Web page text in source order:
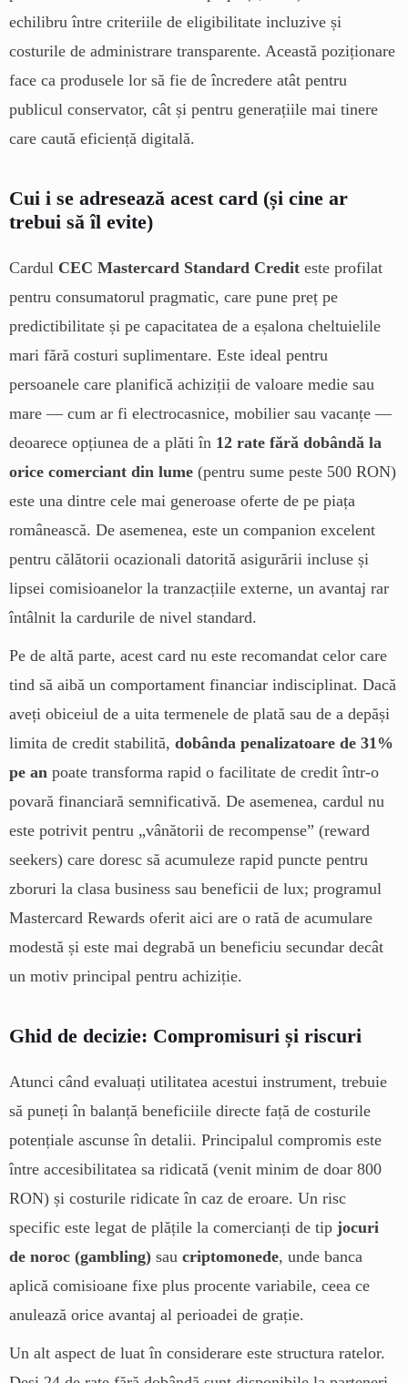
echilibru între criteriile de eligibilitate incluzive și
costurile de administrare transparente. Această poziționare
face ca produsele lor să fie de încredere atât pentru
publicul conservator, cât și pentru generațiile mai tinere
care caută eficiență digitală.
Cui i se adresează acest card (și cine ar
trebui să îl evite)
Cardul CEC Mastercard Standard Crediteste profilat
pentru consumatorul pragmatic, care pune preț pe
predictibilitate și pe capacitatea de a eșalona cheltuielile
mari fără costuri suplimentare. Este ideal pentru
persoanele care planifică achiziții de valoare medie sau
mare — cum ar fi electrocasnice, mobilier sau vacanțe —
deoarece opțiunea de a plăti în 12 rate fără dobândă la
orice comerciant din lume(pentru sume peste 500 RON)
este una dintre cele mai generoase oferte de pe piața
românească. De asemenea, este un companion excelent
pentru călătorii ocazionali datorită asigurării incluse și
lipsei comisioanelor la tranzacțiile externe, un avantaj rar
întâlnit la cardurile de nivel standard.
Pe de altă parte, acest card nu este recomandat celor care
tind să aibă un comportament financiar indisciplinat. Dacă
aveți obiceiul de a uita termenele de plată sau de a depăși
limita de credit stabilită, dobânda penalizatoare de 31%
pe an poate transforma rapid o facilitate de credit într-o
povară financiară semnificativă. De asemenea, cardul nu
este potrivit pentru „vânătorii de recompense” (reward
seekers) care doresc să acumuleze rapid puncte pentru
zboruri la clasa business sau beneficii de lux; programul
Mastercard Rewards oferit aici are o rată de acumulare
modestă și este mai degrabă un beneficiu secundar decât
un motiv principal pentru achiziție.
Ghid de decizie: Compromisuri și riscuri
Atunci când evaluați utilitatea acestui instrument, trebuie
să puneți în balanță beneficiile directe față de costurile
potențiale ascunse în detalii. Principalul compromis este
între accesibilitatea sa ridicată (venit minim de doar 800
RON) și costurile ridicate în caz de eroare. Un risc
specific este legat de plățile la comercianți de tip jocuri
de noroc (gambling)sau criptomonede, unde banca
aplică comisioane fixe plus procente variabile, ceea ce
anulează orice avantaj al perioadei de grație.
Un alt aspect de luat în considerare este structura ratelor.